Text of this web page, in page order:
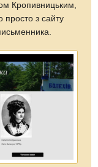
Кропивницьким,
з сайту